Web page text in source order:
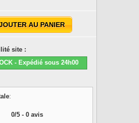
AU PANIER
site :
- Expédié sous 24h00
:
0/5 - 0 avis